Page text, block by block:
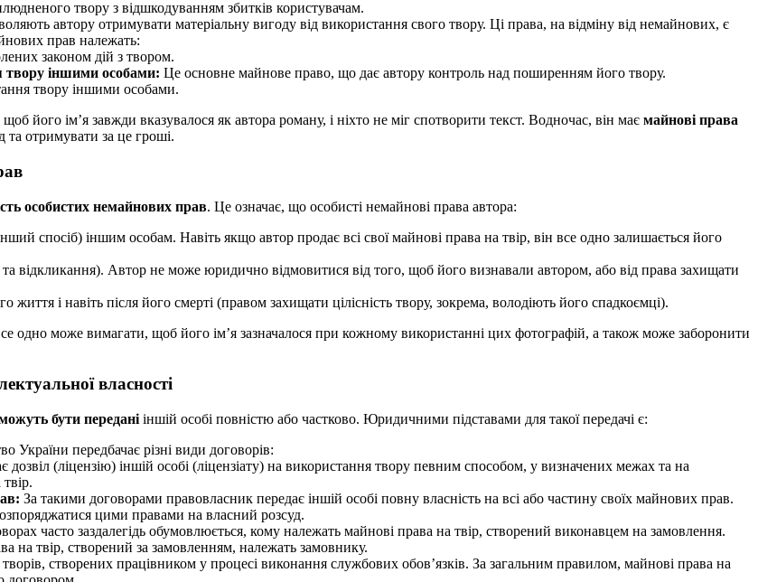
твору з відшкодуванням збитків користувачам.
автору отримувати матеріальну вигоду від використання свого твору. Ці права, на відміну від немайнових, є
прав належать:
законом дій з твором.
твору іншими особами: Це основне майнове право, що дає автору контроль над поширенням його твору.
твору іншими особами.
щоб його ім’я завжди вказувалося як автора роману, і ніхто не міг спотворити текст. Водночас, він має майнові права
та отримувати за це гроші.
особистих немайнових прав. Це означає, що особисті немайнові права автора:
спосіб) іншим особам. Навіть якщо автор продає всі свої майнові права на твір, він все одно залишається його
відкликання). Автор не може юридично відмовитися від того, щоб його визнавали автором, або від права захищати
життя і навіть після його смерті (правом захищати цілісність твору, зокрема, володіють його спадкоємці).
одно може вимагати, щоб його ім’я зазначалося при кожному використанні цих фотографій, а також може заборонити
власності
бути передані іншій особі повністю або частково. Юридичними підставами для такої передачі є:
України передбачає різні види договорів:
дозвіл (ліцензію) іншій особі (ліцензіату) на використання твору певним способом, у визначених межах та на
За такими договорами правовласник передає іншій особі повну власність на всі або частину своїх майнових прав.
цими правами на власний розсуд.
часто заздалегідь обумовлюється, кому належать майнові права на твір, створений виконавцем на замовлення.
на твір, створений за замовленням, належать замовнику.
творів, створених працівником у процесі виконання службових обов’язків. За загальним правилом, майнові права на